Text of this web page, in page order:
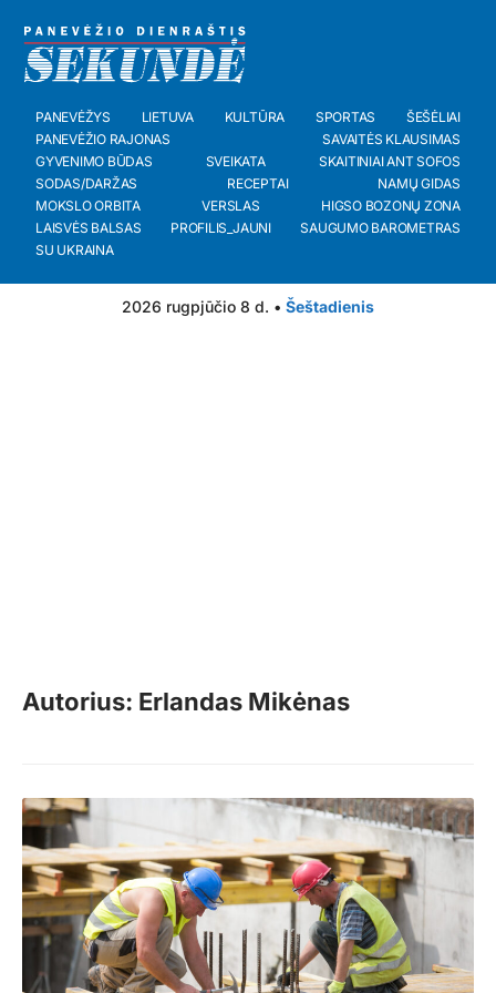
PANEVĖŽYS LIETUVA KULTŪRA SPORTAS
ŠEŠĖLIAI
PANEVĖŽIO RAJONAS
SAVAITĖS KLAUSIMAS
GYVENIMO BŪDAS
SVEIKATA
SKAITINIAI ANT SOFOS
SODAS/DARŽAS
RECEPTAI
NAMŲ GIDAS
MOKSLO ORBITA
VERSLAS
HIGSO BOZONŲ ZONA
LAISVĖS BALSAS
PROFILIS_JAUNI
SAUGUMO BAROMETRAS
SU UKRAINA
2026 rugpjūčio 8 d. • Šeštadienis
Autorius: Erlandas Mikėnas